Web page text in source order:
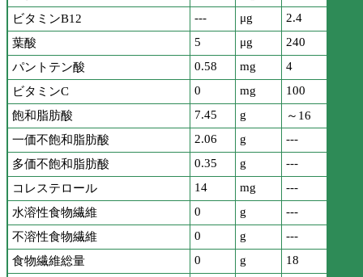
ビタミンB12
--- μg
2.4
葉酸
5 μg
240
パントテン酸
0.58 mg
4
ビタミンC
0 mg
100
飽和脂肪酸
7.45 g
～16
一価不飽和脂肪酸
2.06 g
---
多価不飽和脂肪酸
0.35 g
---
コレステロール
14 mg
---
水溶性食物繊維
0 g
---
不溶性食物繊維
0 g
---
食物繊維総量
0 g
18